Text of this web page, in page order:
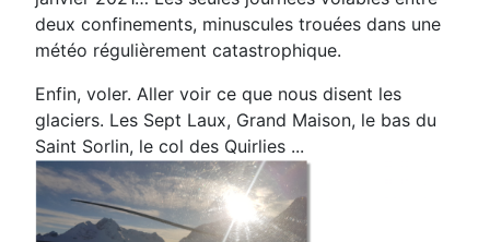
deux confinements, minuscules trouées dans une
météo régulièrement catastrophique.
Enfin, voler. Aller voir ce que nous disent les
glaciers. Les Sept Laux, Grand Maison, le bas du
Saint Sorlin, le col des Quirlies ...